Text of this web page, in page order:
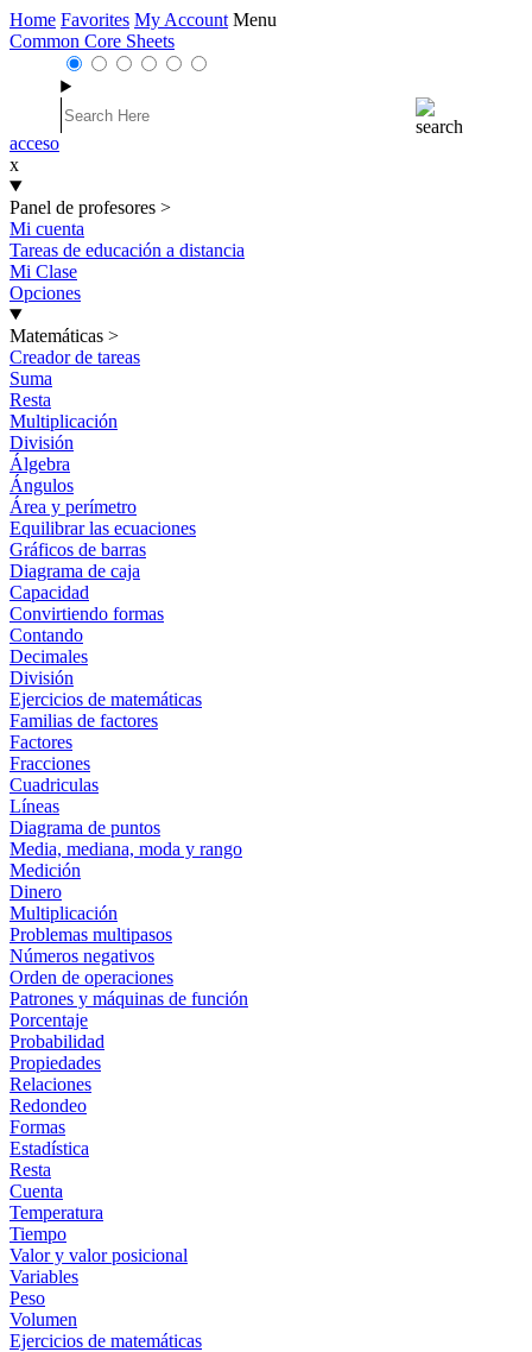
Home Favorites My Account Menu
Common Core Sheets
acceso
x
Panel de profesores >
Mi cuenta
Tareas de educación a distancia
Mi Clase
Opciones
Matemáticas >
Creador de tareas
Suma
Resta
Multiplicación
División
Álgebra
Ángulos
Área y perímetro
Equilibrar las ecuaciones
Gráficos de barras
Diagrama de caja
Capacidad
Convirtiendo formas
Contando
Decimales
División
Ejercicios de matemáticas
Familias de factores
Factores
Fracciones
Cuadriculas
Líneas
Diagrama de puntos
Media, mediana, moda y rango
Medición
Dinero
Multiplicación
Problemas multipasos
Números negativos
Orden de operaciones
Patrones y máquinas de función
Porcentaje
Probabilidad
Propiedades
Relaciones
Redondeo
Formas
Estadística
Resta
Cuenta
Temperatura
Tiempo
Valor y valor posicional
Variables
Peso
Volumen
Ejercicios de matemáticas